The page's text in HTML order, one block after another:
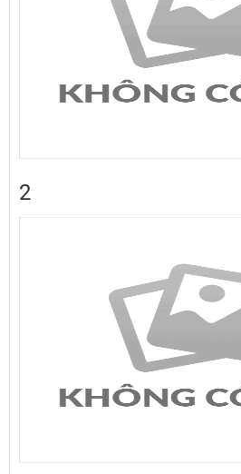
Thông báo cơ sở đủ điều kiện tiêm chủng
Thông báo tuyển dụng nhân lực Trung
2